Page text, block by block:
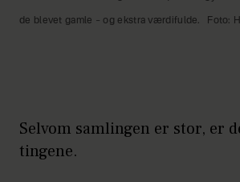
de blevet gamle – og ekstra værdifulde. Foto:
Selvom samlingen er stor, er
tingene.